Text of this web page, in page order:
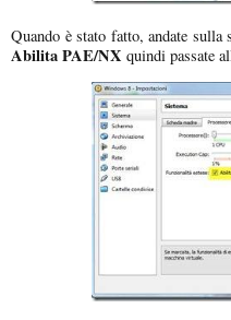
Quando è stato fatto, andate sulla
Abilita PAE/NX quindi passate